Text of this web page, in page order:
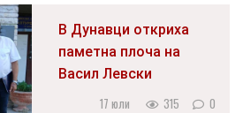
В Дунавци откриха
паметна плоча на
Васил Левски
17 юли 315 0